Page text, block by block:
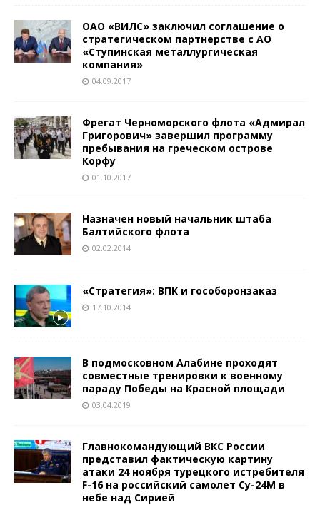
ОАО «ВИЛС» заключил соглашение о
стратегическом партнерстве с АО
«Ступинская металлургическая
компания»
04.09.2017
Фрегат Черноморского флота «Адмирал
Григорович» завершил программу
пребывания на греческом острове
Корфу
01.10.2017
Назначен новый начальник штаба
Балтийского флота
02.02.2014
«Стратегия»: ВПК и гособоронзаказ
17.10.2014
В подмосковном Алабине проходят
совместные тренировки к военному
параду Победы на Красной площади
03.04.2019
Главнокомандующий ВКС России
представил фактическую картину
атаки 24 ноября турецкого истребителя
F-16 на российский самолет Су-24М в
небе над Сирией